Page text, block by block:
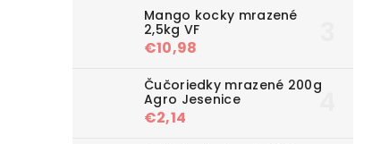
Mango kocky mrazené
2,5kg VF
€10,98
Čučoriedky mrazené 200g
Agro Jesenice
€2,14